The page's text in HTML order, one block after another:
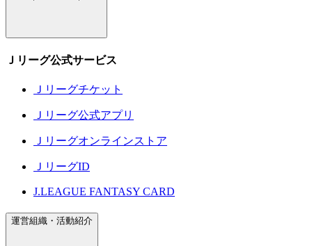
Ｊリーグ公式サービス
Ｊリーグチケット
Ｊリーグ公式アプリ
Ｊリーグオンラインストア
ＪリーグID
J.LEAGUE FANTASY CARD
運営組織・活動紹介